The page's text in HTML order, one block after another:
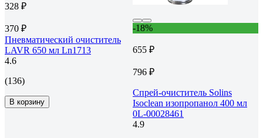
328 ₽
370 ₽
Пневматический очиститель
LAVR 650 мл Ln1713
4.6
(136)
В корзину
-18%
655 ₽
796 ₽
Спрей-очиститель Solins
Isoclean изопропанол 400 мл
0L-00028461
4.9